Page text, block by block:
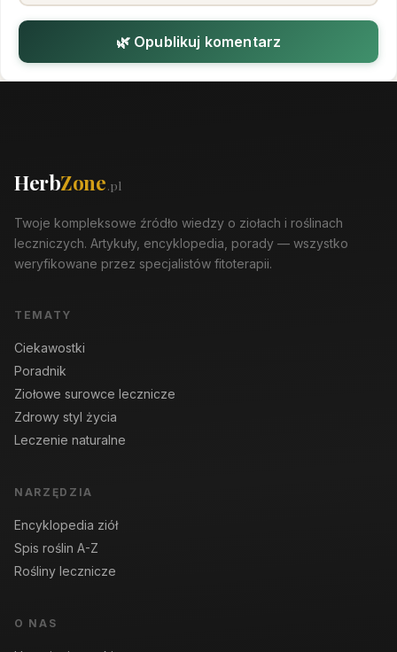
🌿 Opublikuj komentarz
HerbZone.pl
Twoje kompleksowe źródło wiedzy o ziołach i roślinach
leczniczych. Artykuły, encyklopedia, porady — wszystko
weryfikowane przez specjalistów fitoterapii.
TEMATY
Ciekawostki
Poradnik
Ziołowe surowce lecznicze
Zdrowy styl życia
Leczenie naturalne
NARZĘDZIA
Encyklopedia ziół
Spis roślin A-Z
Rośliny lecznicze
O NAS